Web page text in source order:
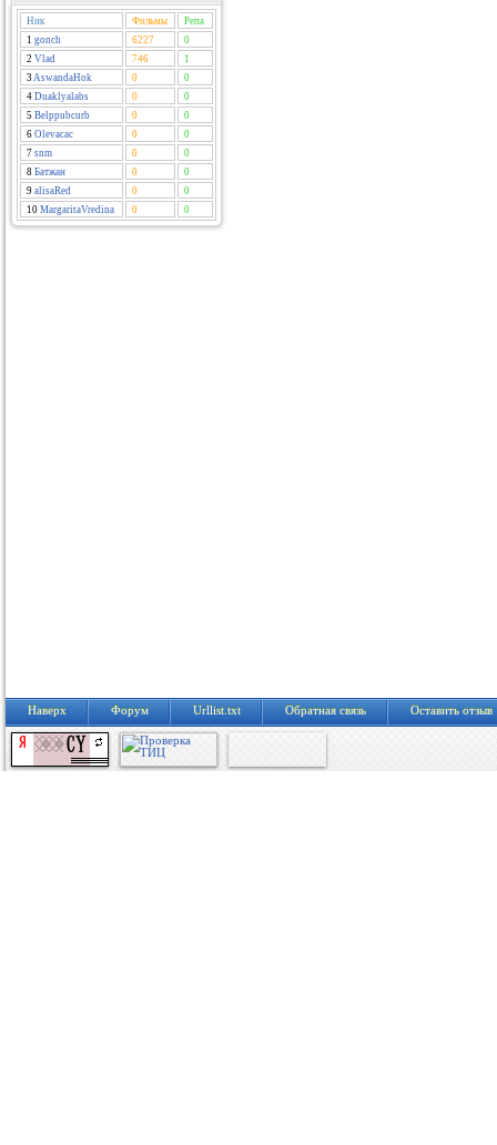
Ник Фильмы
Репа
1 gonch 6227
0
2 Vlad 746
1
3 AswandaHok 0
0
4 Duaklyalabs 0
0
5 Belppubcurb 0
0
6 Olevacac 0
0
7 snm 0
0
8 Батжан 0
0
9 alisaRed 0
0
10 MargaritaVredina 0 0
Наверх Форум Urllist.txt Обратная связь Оставить отзыв